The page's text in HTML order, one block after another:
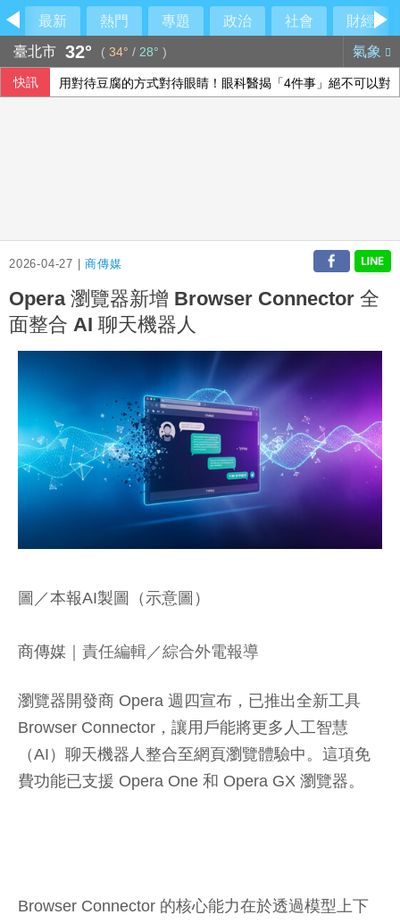
最新 熱門 專題 政治 社會
財經
臺北市 32° ( 34° / 28° ) 氣象
快訊 用對待豆腐的方式對待眼睛！眼科醫揭「4件事」絕不可以對
2026-04-27 |商傳媒
Opera 瀏覽器新增 Browser Connector 全
面整合 AI 聊天機器人
圖／本報AI製圖（示意圖）
商傳媒 ｜責任編輯／綜合外電報導
瀏覽器開發商 Opera 週四宣布，已推出全新工具
Browser Connector，讓用戶能將更多人工智慧
（AI）聊天機器人整合至網頁瀏覽體驗中。這項免
費功能已支援 Opera One 和 Opera GX 瀏覽器。
Browser Connector 的核心能力在於透過模型上下